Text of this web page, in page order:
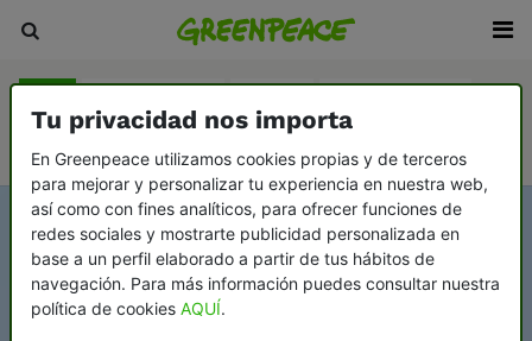
Tu privacidad nos importa
En Greenpeace utilizamos cookies propias y de terceros
para mejorar y personalizar tu experiencia en nuestra web,
así como con fines analíticos, para ofrecer funciones de
redes sociales y mostrarte publicidad personalizada en
base a un perfil elaborado a partir de tus hábitos de
navegación. Para más información puedes consultar nuestra
política de cookies AQUÍ.